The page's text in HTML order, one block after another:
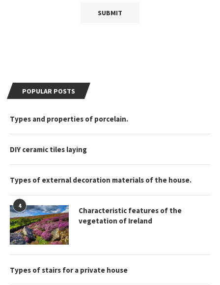
POPULAR POSTS
Types and properties of porcelain.
DIY ceramic tiles laying
Types of external decoration materials of the house.
4
Characteristic features of the
vegetation of Ireland
Types of stairs for a private house